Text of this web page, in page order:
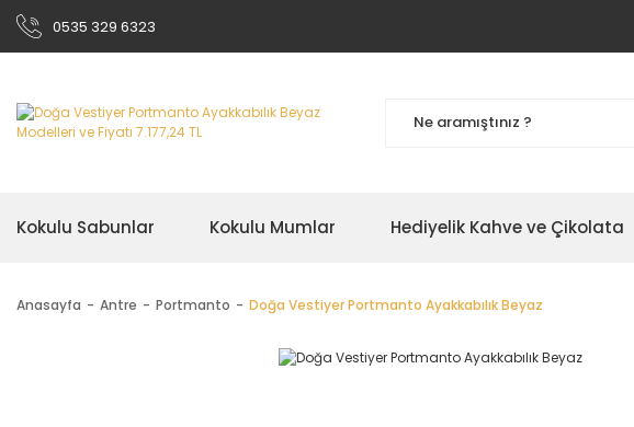
0535 329 6323
Kokulu Sabunlar Kokulu Mumlar Hediyelik Kahve ve Çikolata
Anasayfa Antre Portmanto Doğa Vestiyer Portmanto Ayakkabılık Beyaz